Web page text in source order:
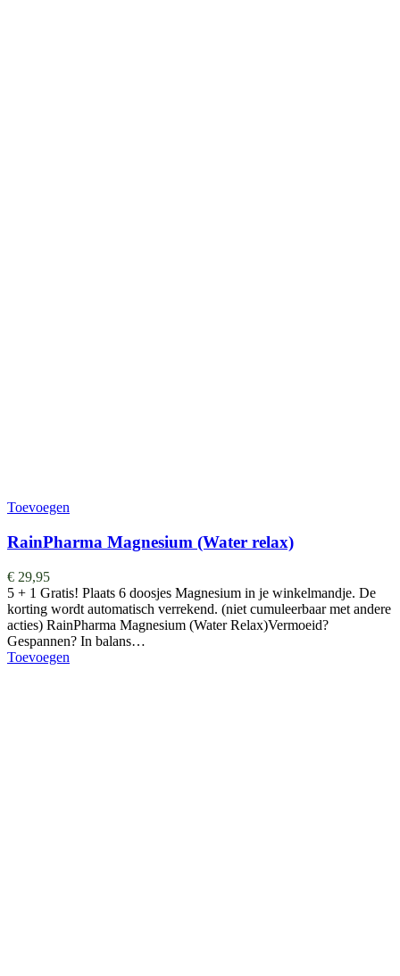
Toevoegen
RainPharma Magnesium (Water relax)
€ 29,95
5 + 1 Gratis! Plaats 6 doosjes Magnesium in je winkelmandje. De
korting wordt automatisch verrekend. (niet cumuleerbaar met andere
acties) RainPharma Magnesium (Water Relax)Vermoeid?
Gespannen? In balans…
Toevoegen